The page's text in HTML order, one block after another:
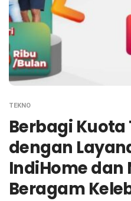
TEKNO
Berbagi Kuota
dengan
IndiHome dan
Beragam